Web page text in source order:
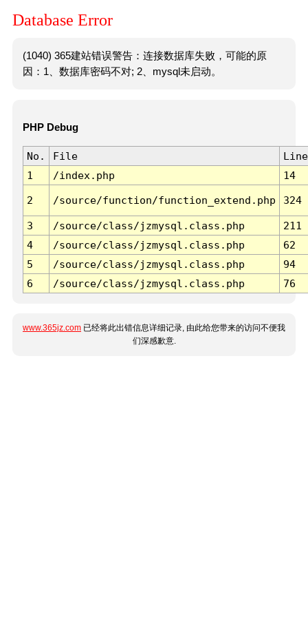
Database Error
(1040) 365建站错误警告：连接数据库失败，可能的原
因：1、数据库密码不对; 2、mysql未启动。
PHP Debug
No. File
Line
1
/index.php 14
2 /source/function/function_extend.php 324
3 /source/class/jzmysql.class.php
211
4
/source/class/jzmysql.class.php
62
5
/source/class/jzmysql.class.php
94
6
/source/class/jzmysql.class.php 76
www.365jz.com 已经将此出错信息详细记录, 由此给您带来的访问不便我
们深感歉意.